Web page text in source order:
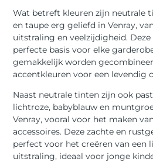
Wat betreft kleuren zijn neutrale
en taupe erg geliefd in Venray,
uitstraling en veelzijdigheid.
perfecte basis voor elke
gemakkelijk worden
accentkleuren voor een levendig
Naast neutrale tinten zijn ook
lichtroze, babyblauw en
Venray, vooral voor het maken
accessoires. Deze zachte en
perfect voor het creëren van een
uitstraling, ideaal voor jonge